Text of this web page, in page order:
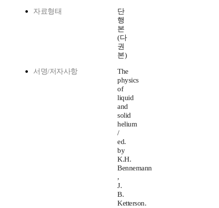
자료형태
단
행
본
(다
권
본)
서명/저자사항
The
physics
of
liquid
and
solid
helium
/
ed.
by
K.H.
Bennemann
,
J.
B.
Ketterson.